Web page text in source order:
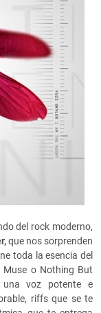
del rock moderno,
que nos sorprenden
toda la esencia del
Muse o Nothing But
voz potente e
riffs que se te